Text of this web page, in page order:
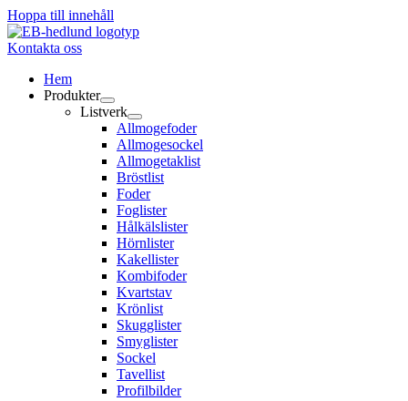
Hoppa till innehåll
Kontakta oss
Hem
Produkter
Listverk
Allmogefoder
Allmogesockel
Allmogetaklist
Bröstlist
Foder
Foglister
Hålkälslister
Hörnlister
Kakellister
Kombifoder
Kvartstav
Krönlist
Skugglister
Smyglister
Sockel
Tavellist
Profilbilder